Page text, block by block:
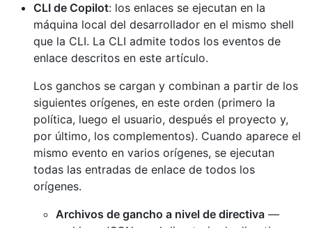
CLI de Copilot: los enlaces se ejecutan en la
máquina local del desarrollador en el mismo shell
que la CLI. La CLI admite todos los eventos de
enlace descritos en este artículo.
Los ganchos se cargan y combinan a partir de los
siguientes orígenes, en este orden (primero la
política, luego el usuario, después el proyecto y,
por último, los complementos). Cuando aparece el
mismo evento en varios orígenes, se ejecutan
todas las entradas de enlace de todos los
orígenes.
Archivos de gancho a nivel de directiva —